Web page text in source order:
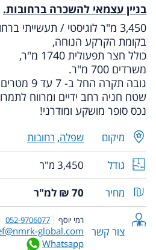
בניין עצמאי להשכרה ברחובות.
3,450 מ"ר לוגיסטי / תעשייתי ברחובות.
בקומת הקרקע הנוחה,
כולל חצר תפעולית 1740 מ"ר,
משרדים 700 מ"ר.
גובה תקרה החל ב- 7 עד 9 מטרים.
שטח חניה רחב ידיים ומרווח
נכס סופר מושקע ומודרני!
מיקום שפלה, רחובות
גודל
3,450 מ"ר
מחיר
70 ₪ למ"ר
צור קשר
רמי יוסף 052-9706077
global.com
Whatsapp